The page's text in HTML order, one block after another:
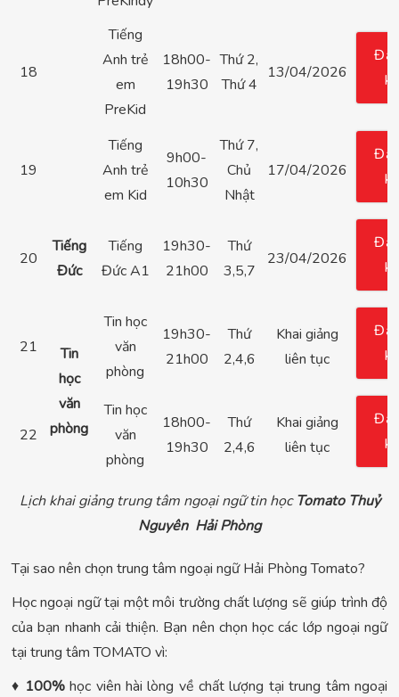
18
Tiếng
Anh trẻ
em
PreKid
18h00-
19h30
Thứ 2,
Thứ 4
13/04/2026
19
Tiếng
Anh trẻ
em Kid
9h00-
10h30
Thứ 7,
Chủ
Nhật
17/04/2026
20
Tiếng
Đức
Tiếng
Đức A1
19h30-
21h00
Thứ
3,5,7
23/04/2026
21
Tin
học
văn
phòng
Tin học
văn
phòng
19h30-
21h00
Thứ
2,4,6
Khai giảng
liên tục
22
Tin học
văn
phòng
18h00-
19h30
Thứ
2,4,6
Khai giảng
liên tục
Lịch khai giảng trung tâm ngoại ngữ tin họcTomato Thuỷ
Nguyên Hải Phòng
Tại sao nên chọn trung tâm ngoại ngữ Hải Phòng Tomato?
Học ngoại ngữ tại một môi trường chất lượng sẽ giúp trình độ
của bạn nhanh cải thiện. Bạn nên chọn học các lớp ngoại ngữ
tại trung tâm TOMATO vì:
♦ 100%học viên hài lòng về chất lượng tại trung tâm ngoại